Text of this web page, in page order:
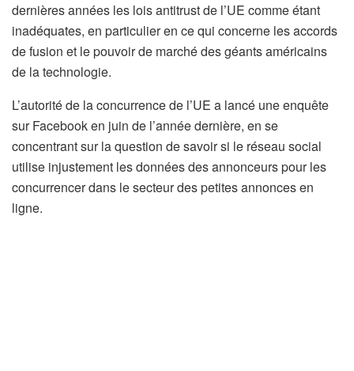
dernières années les lois antitrust de l’UE comme étant
inadéquates, en particulier en ce qui concerne les accords
de fusion et le pouvoir de marché des géants américains
de la technologie.
L’autorité de la concurrence de l’UE a lancé une enquête
sur Facebook en juin de l’année dernière, en se
concentrant sur la question de savoir si le réseau social
utilise injustement les données des annonceurs pour les
concurrencer dans le secteur des petites annonces en
ligne.